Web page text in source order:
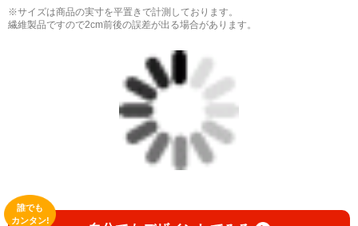
※サイズは商品の実寸を平置きで計測しております。
繊維製品ですので2cm前後の誤差が出る場合があります。
誰でも
カンタン!